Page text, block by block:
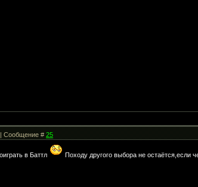
| Сообщение #25
в Баттл Походу другого выбора не остаётся,если